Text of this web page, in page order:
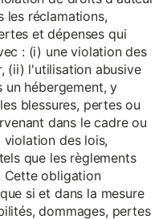
les réclamations,
et dépenses qui
: (i) une violation des
(ii) l'utilisation abusive
un hébergement, y
blessures, pertes ou
dans le cadre ou
des lois,
que les règlements
Cette obligation
si et dans la mesure
dommages, pertes